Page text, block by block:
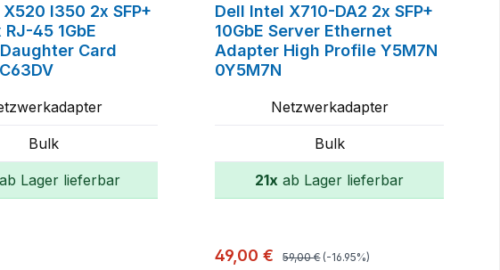
I350 2x SFP+
RJ-45 1GbE
Card
Bulk
ab Lager lieferbar
Dell Intel X710-DA2 2x SFP+
10GbE Server Ethernet
Adapter High Profile Y5M7N
0Y5M7N
Netzwerkadapter
Bulk
21x ab Lager lieferbar
Verkaufspreis:
49,00 € Regulärer Preis:
59,00 € (-16.95%)